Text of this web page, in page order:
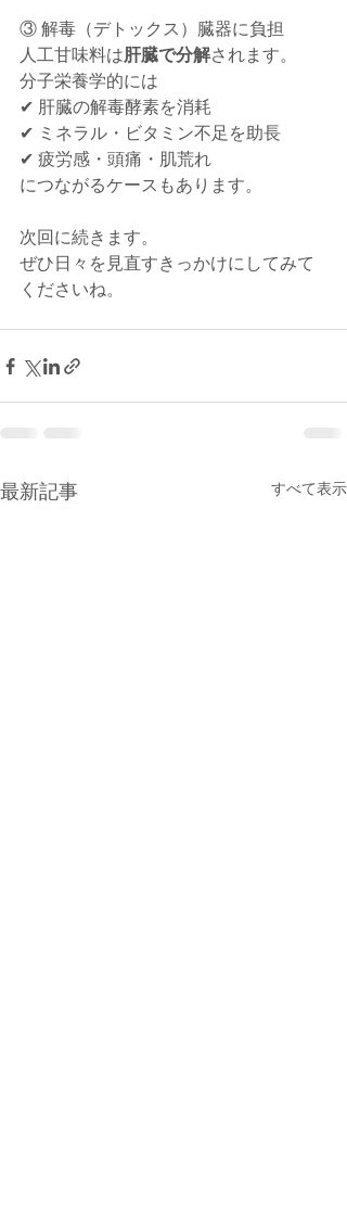
③ 解毒（デトックス）臓器に負担
人工甘味料は肝臓で分解されます。
分子栄養学的には
✔ 肝臓の解毒酵素を消耗
✔ ミネラル・ビタミン不足を助長
✔ 疲労感・頭痛・肌荒れ
につながるケースもあります。
次回に続きます。
ぜひ日々を見直すきっかけにしてみて
くださいね。
最新記事 すべて表示